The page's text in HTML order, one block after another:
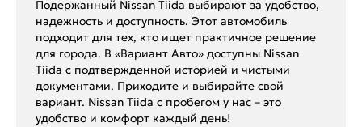
Подержанный Nissan Tiida выбирают за удобство,
надежность и доступность. Этот автомобиль
подходит для тех, кто ищет практичное решение
для города. В «Вариант Авто» доступны Nissan
Tiida с подтвержденной историей и чистыми
документами. Приходите и выбирайте свой
вариант. Nissan Tiida с пробегом у нас – это
удобство и комфорт каждый день!